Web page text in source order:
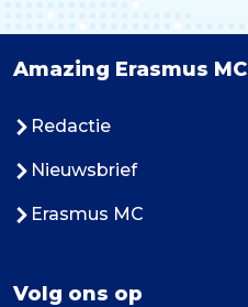
Amazing Erasmus MC
Redactie
Nieuwsbrief
Erasmus MC
Volg ons op